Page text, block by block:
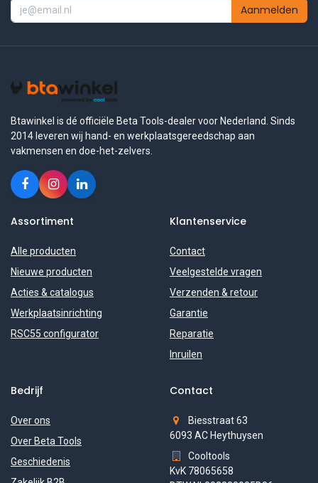
Aanmelden
Btawinkel is dé officiële Beta Tools-dealer voor Nederland. Sinds
2014 leveren wij hand- en werkplaatsgereedschap aan
vakmensen en doe-het-zelvers.
Assortiment
Alle producten
Nieuwe producten
Acties & catalogus
Werkplaatsinrichting
RSC55 configurator
Klantenservice
Contact
Veelgestelde vragen
Verzenden & retour
Garantie
Reparatie
Inruilen
Bedrijf
Over ons
Over Beta Tools
Geschiedenis
Contact
Biesstraat 63
6093 AC Heythuysen
Cooltools
KvK 78065658